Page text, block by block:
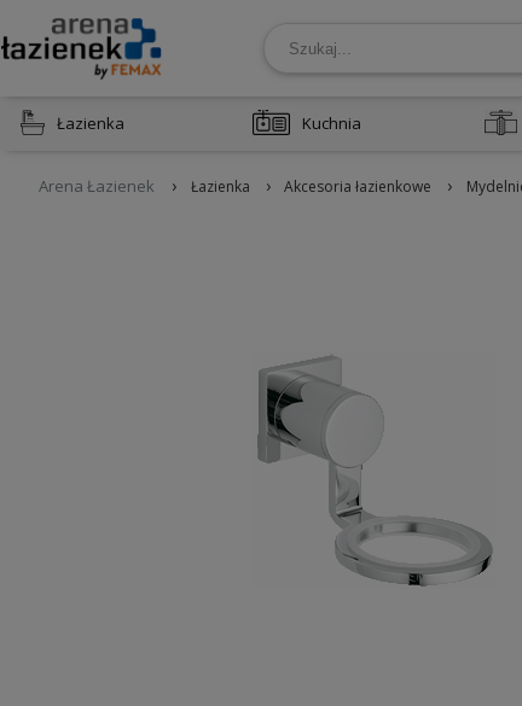
Łazienka Kuchnia
Arena Łazienek › Łazienka › Akcesoria łazienkowe ›